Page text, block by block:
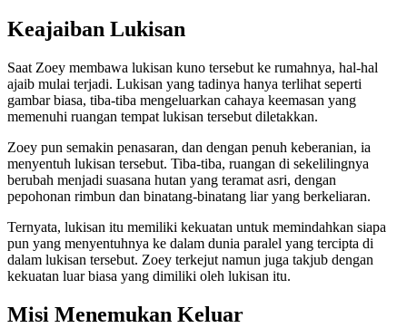
Keajaiban Lukisan
Saat Zoey membawa lukisan kuno tersebut ke rumahnya, hal-hal
ajaib mulai terjadi. Lukisan yang tadinya hanya terlihat seperti
gambar biasa, tiba-tiba mengeluarkan cahaya keemasan yang
memenuhi ruangan tempat lukisan tersebut diletakkan.
Zoey pun semakin penasaran, dan dengan penuh keberanian, ia
menyentuh lukisan tersebut. Tiba-tiba, ruangan di sekelilingnya
berubah menjadi suasana hutan yang teramat asri, dengan
pepohonan rimbun dan binatang-binatang liar yang berkeliaran.
Ternyata, lukisan itu memiliki kekuatan untuk memindahkan siapa
pun yang menyentuhnya ke dalam dunia paralel yang tercipta di
dalam lukisan tersebut. Zoey terkejut namun juga takjub dengan
kekuatan luar biasa yang dimiliki oleh lukisan itu.
Misi Menemukan Keluar